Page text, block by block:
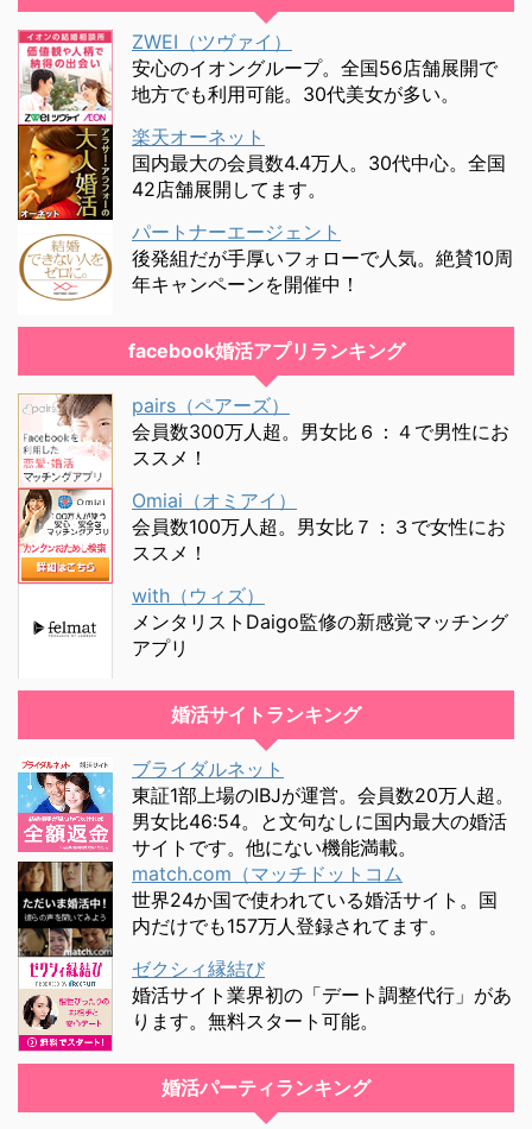
ZWEI（ツヴァイ）
安心のイオングループ。全国56店舗展開で
地方でも利用可能。30代美女が多い。
楽天オーネット
国内最大の会員数4.4万人。30代中心。全国
42店舗展開してます。
パートナーエージェント
後発組だが手厚いフォローで人気。絶賛10周
年キャンペーンを開催中！
facebook婚活アプリランキング
pairs（ペアーズ）
会員数300万人超。男女比６：４で男性にお
ススメ！
Omiai（オミアイ）
会員数100万人超。男女比７：３で女性にお
ススメ！
with（ウィズ）
メンタリストDaigo監修の新感覚マッチング
アプリ
婚活サイトランキング
ブライダルネット
東証1部上場のIBJが運営。会員数20万人超。
男女比46:54。と文句なしに国内最大の婚活
サイトです。他にない機能満載。
match.com（マッチドットコム
世界24か国で使われている婚活サイト。国
内だけでも157万人登録されてます。
ゼクシィ縁結び
婚活サイト業界初の「デート調整代行」があ
ります。無料スタート可能。
婚活パーティランキング